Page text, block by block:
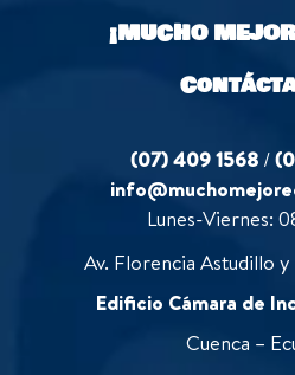
¡MUCHO
(07) 409 1568 /
Lunes-Viernes:
Av. Florencia Astudillo
Edificio Cámara de
Cuenca –